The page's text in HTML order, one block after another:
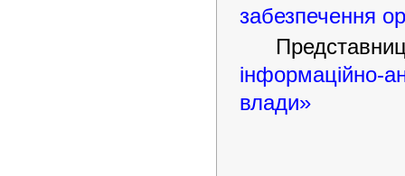
забезпечення
влади»